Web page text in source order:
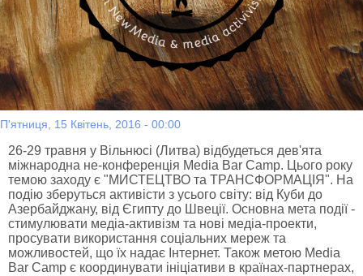
П'ятниця, 15 Квітень, 2016 - 00:00
26-29 травня у Вільнюсі (Литва) відбудеться дев'ята
міжнародна не-конференція Media Bar Camp. Цього року
темою заходу є "МИСТЕЦТВО та ТРАНСФОРМАЦІЯ". На
подію зберуться активісти з усього світу: від Куби до
Азербайджану, від Єгипту до Швеції. Основна мета події -
стимулювати медіа-активізм та нові медіа-проекти,
просувати використання соціальних мереж та
можливостей, що їх надає Інтернет. Також метою Media
Bar Camp є координувати ініціативи в країнах-партнерах,